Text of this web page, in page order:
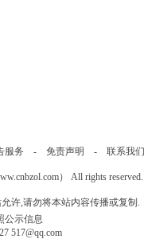
服务 - 免责声明 - 联系我们
） All rights reserved.
许,请勿将本站内容传播或复制.
公示信息
517@qq.com